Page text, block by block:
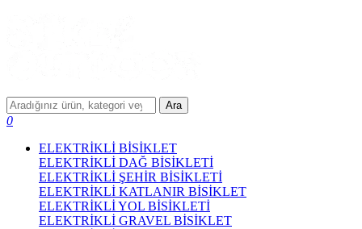
Ara
0
ELEKTRİKLİ BİSİKLET
ELEKTRİKLİ DAĞ BİSİKLETİ
ELEKTRİKLİ ŞEHİR BİSİKLETİ
ELEKTRİKLİ KATLANIR BİSİKLET
ELEKTRİKLİ YOL BİSİKLETİ
ELEKTRİKLİ GRAVEL BİSİKLET